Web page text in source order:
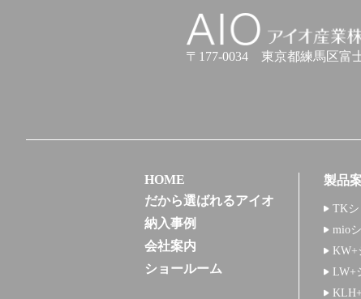
アイオ産業株式会社
〒177-0034 東京都練馬区富
HOME
だから選ばれるアイオ
納入事例
会社案内
ショールーム
製品
TK
mio
KW+
LW+